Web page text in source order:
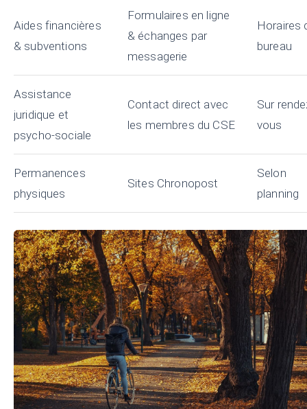
Aides financières
& subventions
Formulaires en ligne
& échanges par
messagerie
Horaires
bureau
Assistance
juridique et
psycho-sociale
Contact direct avec
les membres du CSE
Sur
vous
Permanences
physiques
Sites Chronopost
Selon
planning